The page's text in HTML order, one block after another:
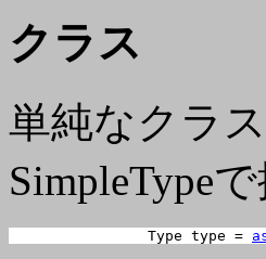
クラス
単純なクラ
SimpleTypeで
		Type type =